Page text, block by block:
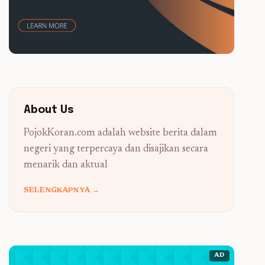
About Us
PojokKoran.com adalah website berita dalam
negeri yang terpercaya dan disajikan secara
menarik dan aktual
SELENGKAPNYA →
AD